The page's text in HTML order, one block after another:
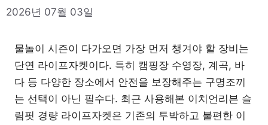
2026년 07월 03일
물놀이 시즌이 다가오면 가장 먼저 챙겨야 할 장비는
단연 라이프자켓이다. 특히 캠핑장 수영장, 계곡, 바
다 등 다양한 장소에서 안전을 보장해주는 구명조끼
는 선택이 아닌 필수다. 최근 사용해본 이치언리븐 슬
림핏 경량 라이프자켓은 기존의 투박하고 불편한 이